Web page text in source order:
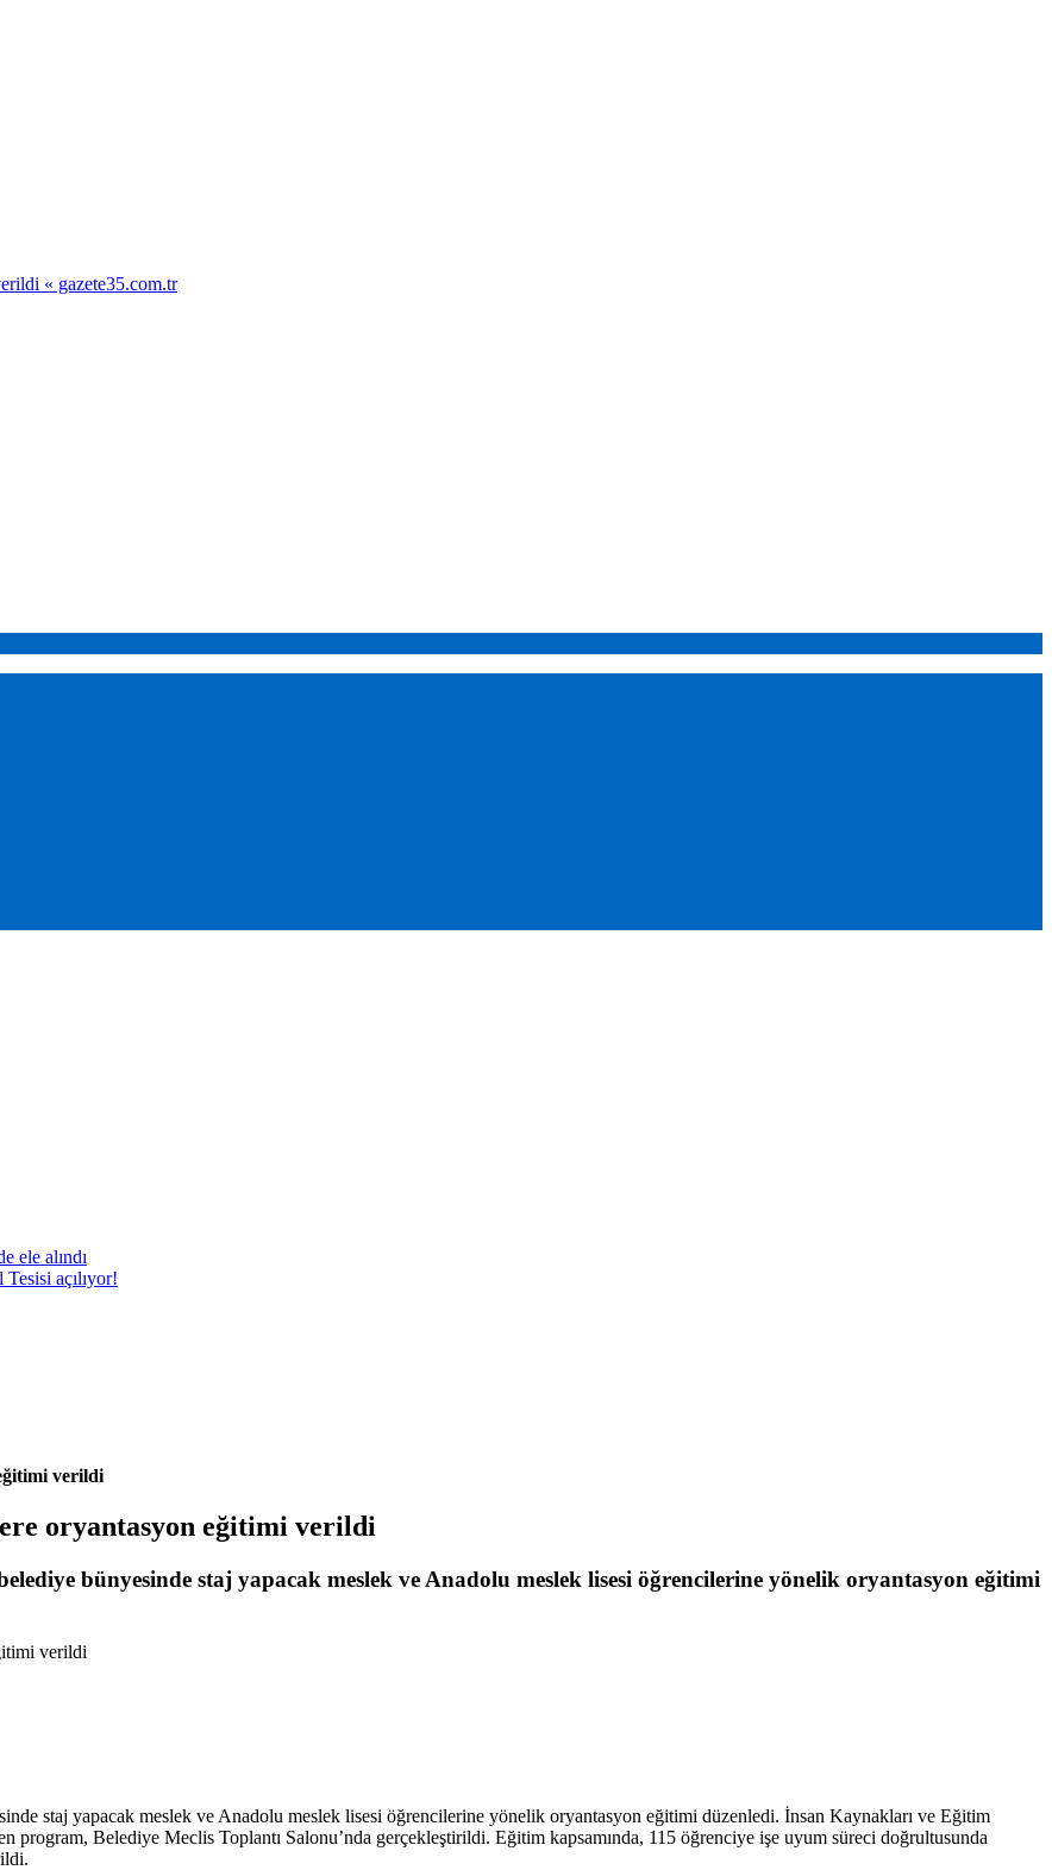
ele alındı
açılıyor!
verildi
oryantasyon eğitimi verildi
bünyesinde staj yapacak meslek ve Anadolu meslek lisesi öğrencilerine yönelik oryantasyon eğitimi
staj yapacak meslek ve Anadolu meslek lisesi öğrencilerine yönelik oryantasyon eğitimi düzenledi. İnsan Kaynakları ve Eğitim
Belediye Meclis Toplantı Salonu’nda gerçekleştirildi. Eğitim kapsamında, 115 öğrenciye işe uyum süreci doğrultusunda